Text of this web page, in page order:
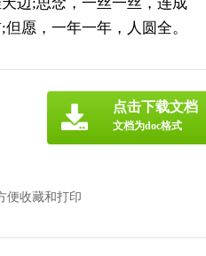
愿，一年一年，人圆全。
便收藏和打印
点击下载文档
文档为doc格式